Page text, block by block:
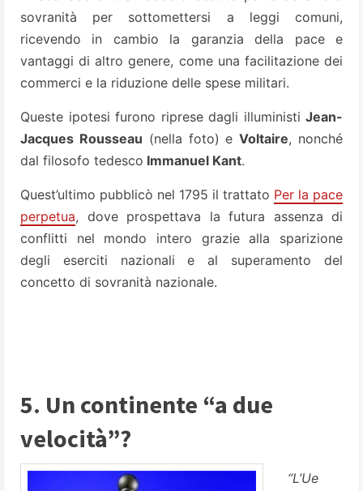
sovranità per sottomettersi a leggi comuni,
ricevendo in cambio la garanzia della pace e
vantaggi di altro genere, come una facilitazione dei
commerci e la riduzione delle spese militari.
Queste ipotesi furono riprese dagli illuministi Jean-
Jacques Rousseau (nella foto) eVoltaire, nonché
dal filosofo tedesco Immanuel Kant.
Quest’ultimo pubblicò nel 1795 il trattato Per la pace
perpetua, dove prospettava la futura assenza di
conflitti nel mondo intero grazie alla sparizione
degli eserciti nazionali e al superamento del
concetto di sovranità nazionale.
5. Un continente “a due
velocità”?
“L’Ue